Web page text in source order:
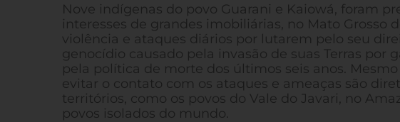
Nove indígenas do povo Guarani e Kaiowá, foram
interesses de grandes imobiliárias, no Mato Grosso
violência e ataques diários por lutarem pelo seu
genocídio causado pela invasão de suas Terras por
pela política de morte dos últimos seis anos.
evitar o contato com os ataques e ameaças são
territórios, como os povos do Vale do Javari, no
povos isolados do mundo.